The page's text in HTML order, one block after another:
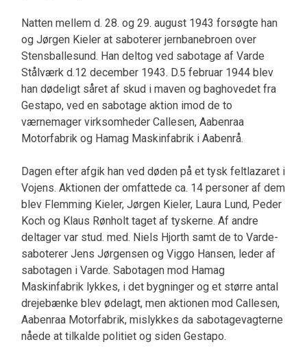
Natten mellem d. 28. og 29. august 1943 forsøgte han
og Jørgen Kieler at saboterer jernbanebroen over
Stensballesund. Han deltog ved sabotage af Varde
Stålværk d.12 december 1943. D.5 februar 1944 blev
han dødeligt såret af skud i maven og baghovedet fra
Gestapo, ved en sabotage aktion imod de to
værnemager virksomheder Callesen, Aabenraa
Motorfabrik og Hamag Maskinfabrik i Aabenrå.
Dagen efter afgik han ved døden på et tysk feltlazaret i
Vojens. Aktionen der omfattede ca. 14 personer af dem
blev Flemming Kieler, Jørgen Kieler, Laura Lund, Peder
Koch og Klaus Rønholt taget af tyskerne. Af andre
deltager var stud. med. Niels Hjorth samt de to Varde-
saboterer Jens Jørgensen og Viggo Hansen, leder af
sabotagen i Varde. Sabotagen mod Hamag
Maskinfabrik lykkes, i det bygninger og et større antal
drejebænke blev ødelagt, men aktionen mod Callesen,
Aabenraa Motorfabrik, mislykkes da sabotagevagterne
nåede at tilkalde politiet og siden Gestapo.